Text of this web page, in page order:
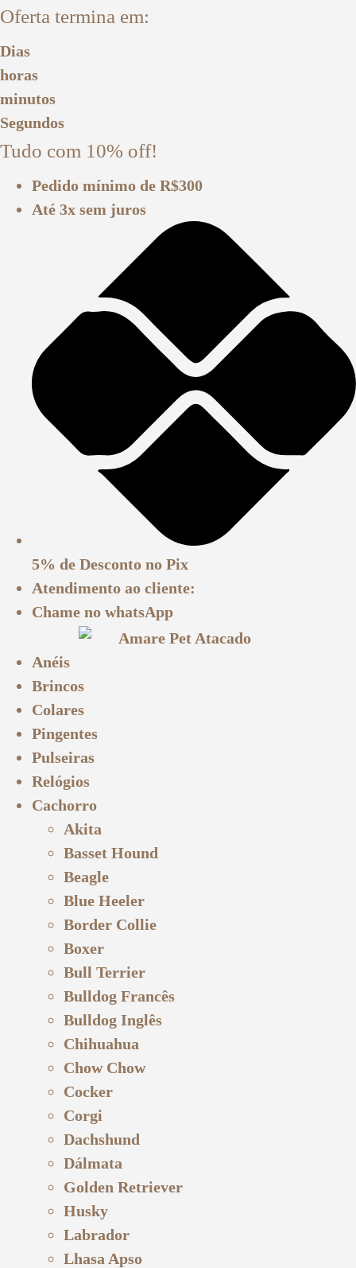
Ir
para
o
conteúdo
Oferta termina em:
Dias
horas
minutos
Segundos
Tudo com 10% off!
Pedido mínimo de R$300
Até 3x sem juros
5% de Desconto no Pix
Atendimento ao cliente:
Chame no whatsApp
Anéis
Brincos
Colares
Pingentes
Pulseiras
Relógios
Cachorro
Akita
Basset Hound
Beagle
Blue Heeler
Border Collie
Boxer
Bull Terrier
Bulldog Francês
Bulldog Inglês
Chihuahua
Chow Chow
Cocker
Corgi
Dachshund
Dálmata
Golden Retriever
Husky
Labrador
Lhasa Apso